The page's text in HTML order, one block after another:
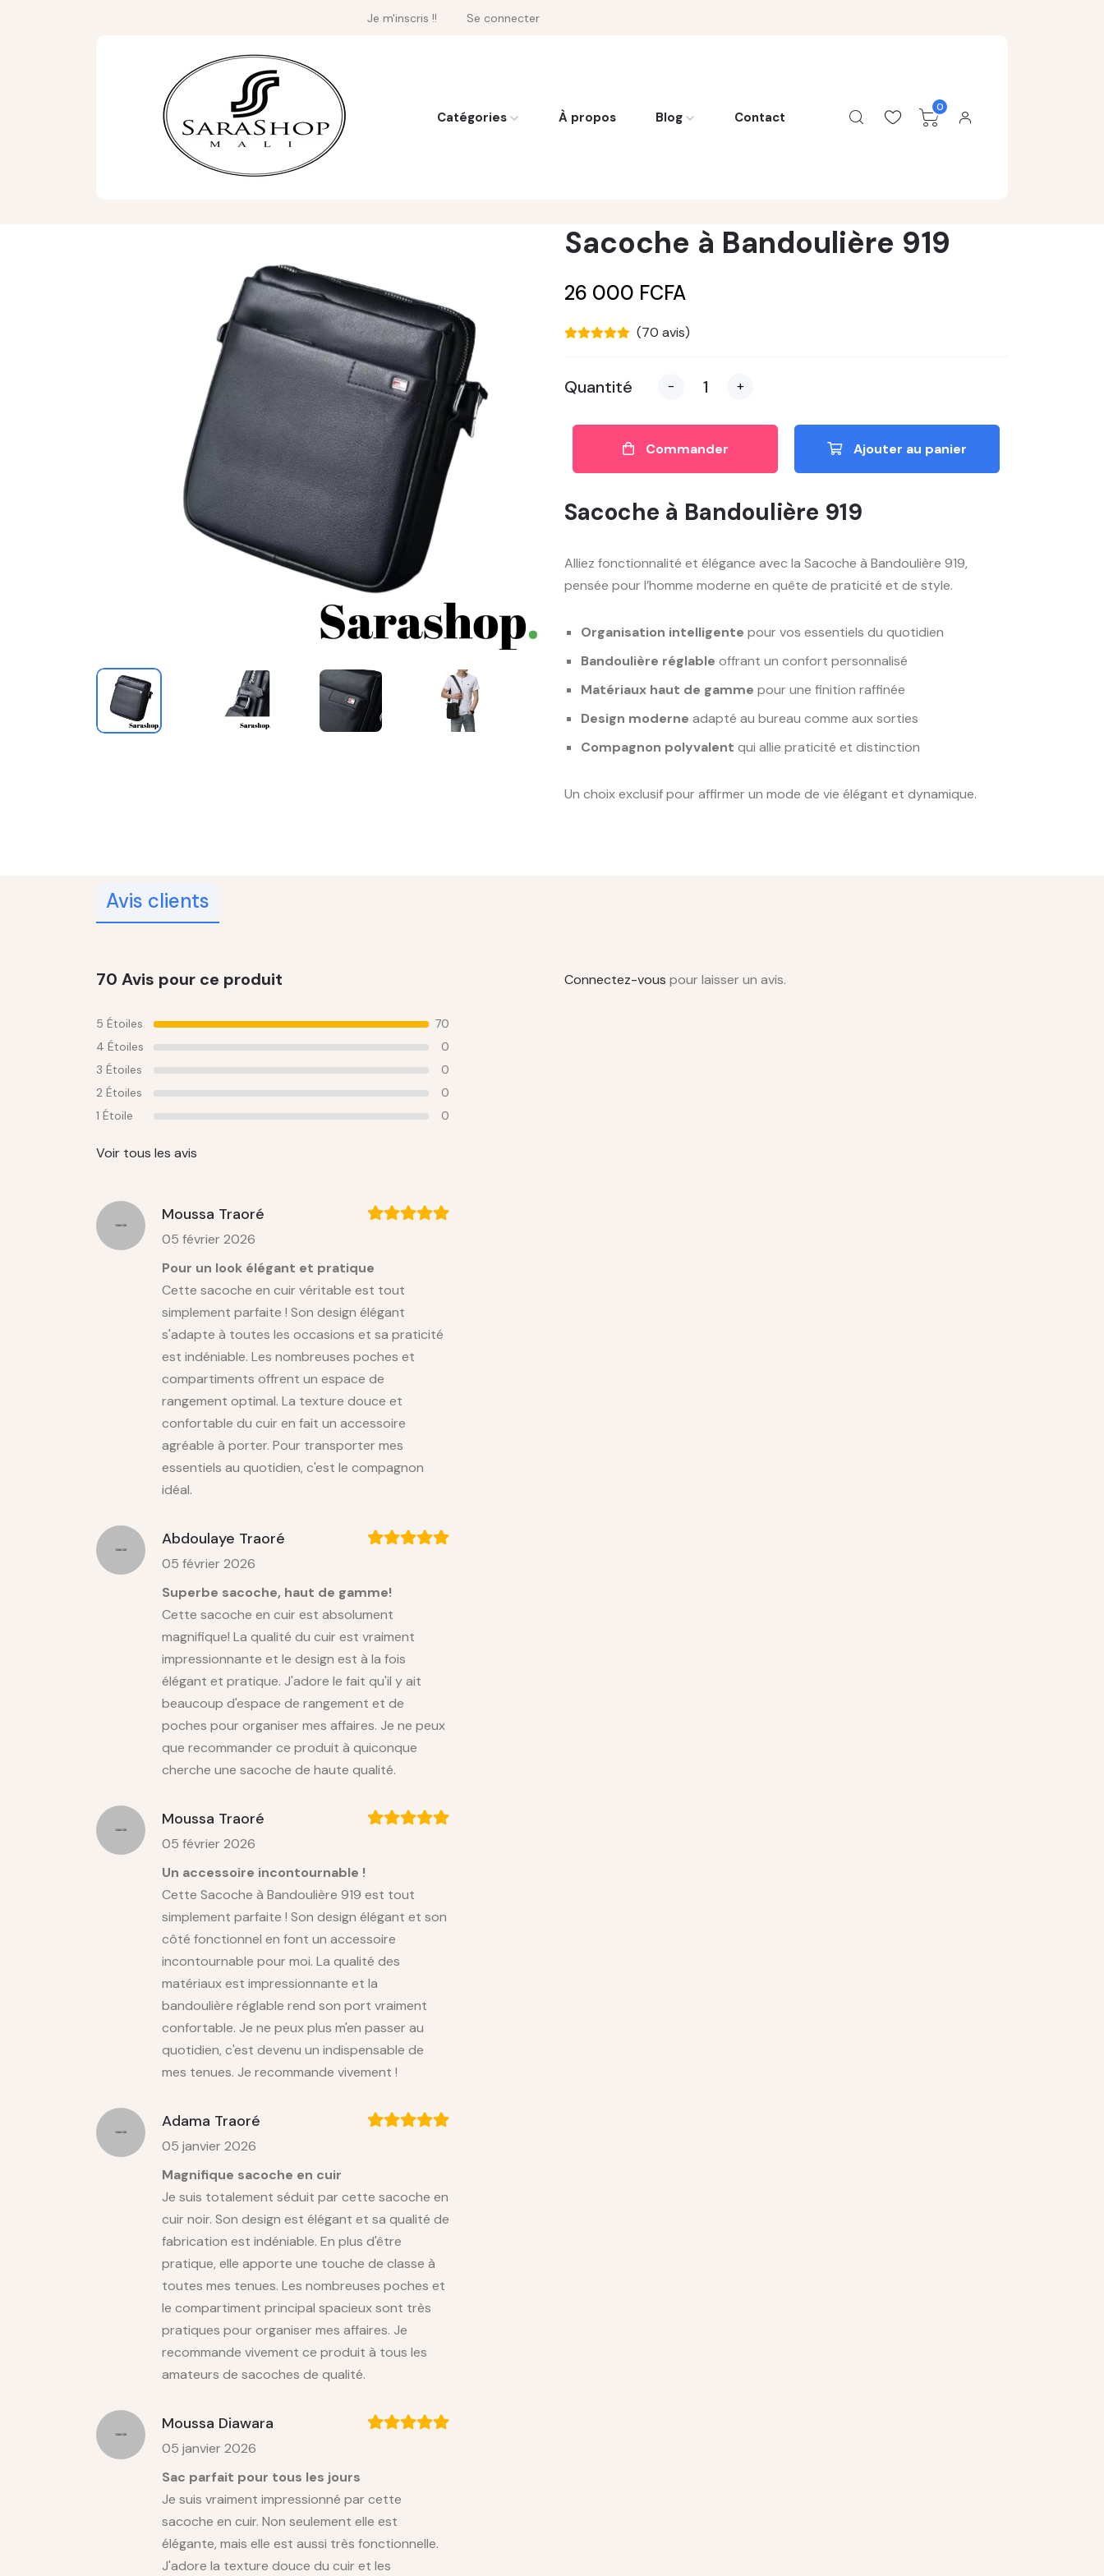
Je m'inscris !! Se connecter
Catégories À propos Blog Contact
0
Sacoche à Bandoulière 919
26 000 FCFA
(70 avis)
Quantité - +
Commander Ajouter au panier
Sacoche à Bandoulière 919
Alliez fonctionnalité et élégance avec la Sacoche à Bandoulière 919,
pensée pour l’homme moderne en quête de praticité et de style.
Organisation intelligente pour vos essentiels du quotidien
Bandoulière réglable offrant un confort personnalisé
Matériaux haut de gamme pour une finition raffinée
Design moderne adapté au bureau comme aux sorties
Compagnon polyvalent qui allie praticité et distinction
Un choix exclusif pour affirmer un mode de vie élégant et dynamique.
Avis clients
70 Avis pour ce produit
5 Étoiles
70
4 Étoiles
0
3 Étoiles
0
2 Étoiles
0
1 Étoile
0
Voir tous les avis
Moussa Traoré
05 février 2026
Pour un look élégant et pratique
Cette sacoche en cuir véritable est tout
simplement parfaite ! Son design élégant
s'adapte à toutes les occasions et sa praticité
est indéniable. Les nombreuses poches et
compartiments offrent un espace de
rangement optimal. La texture douce et
confortable du cuir en fait un accessoire
agréable à porter. Pour transporter mes
essentiels au quotidien, c'est le compagnon
idéal.
Abdoulaye Traoré
05 février 2026
Superbe sacoche, haut de gamme!
Cette sacoche en cuir est absolument
magnifique! La qualité du cuir est vraiment
impressionnante et le design est à la fois
élégant et pratique. J'adore le fait qu'il y ait
beaucoup d'espace de rangement et de
poches pour organiser mes affaires. Je ne peux
que recommander ce produit à quiconque
cherche une sacoche de haute qualité.
Moussa Traoré
05 février 2026
Un accessoire incontournable !
Cette Sacoche à Bandoulière 919 est tout
simplement parfaite ! Son design élégant et son
côté fonctionnel en font un accessoire
incontournable pour moi. La qualité des
matériaux est impressionnante et la
bandoulière réglable rend son port vraiment
confortable. Je ne peux plus m'en passer au
quotidien, c'est devenu un indispensable de
mes tenues. Je recommande vivement !
Adama Traoré
05 janvier 2026
Magnifique sacoche en cuir
Je suis totalement séduit par cette sacoche en
cuir noir. Son design est élégant et sa qualité de
fabrication est indéniable. En plus d'être
pratique, elle apporte une touche de classe à
toutes mes tenues. Les nombreuses poches et
le compartiment principal spacieux sont très
pratiques pour organiser mes affaires. Je
recommande vivement ce produit à tous les
amateurs de sacoches de qualité.
Moussa Diawara
05 janvier 2026
Sac parfait pour tous les jours
Je suis vraiment impressionné par cette
sacoche en cuir. Non seulement elle est
élégante, mais elle est aussi très fonctionnelle.
J'adore la texture douce du cuir et les
Connectez-vous pour laisser un avis.